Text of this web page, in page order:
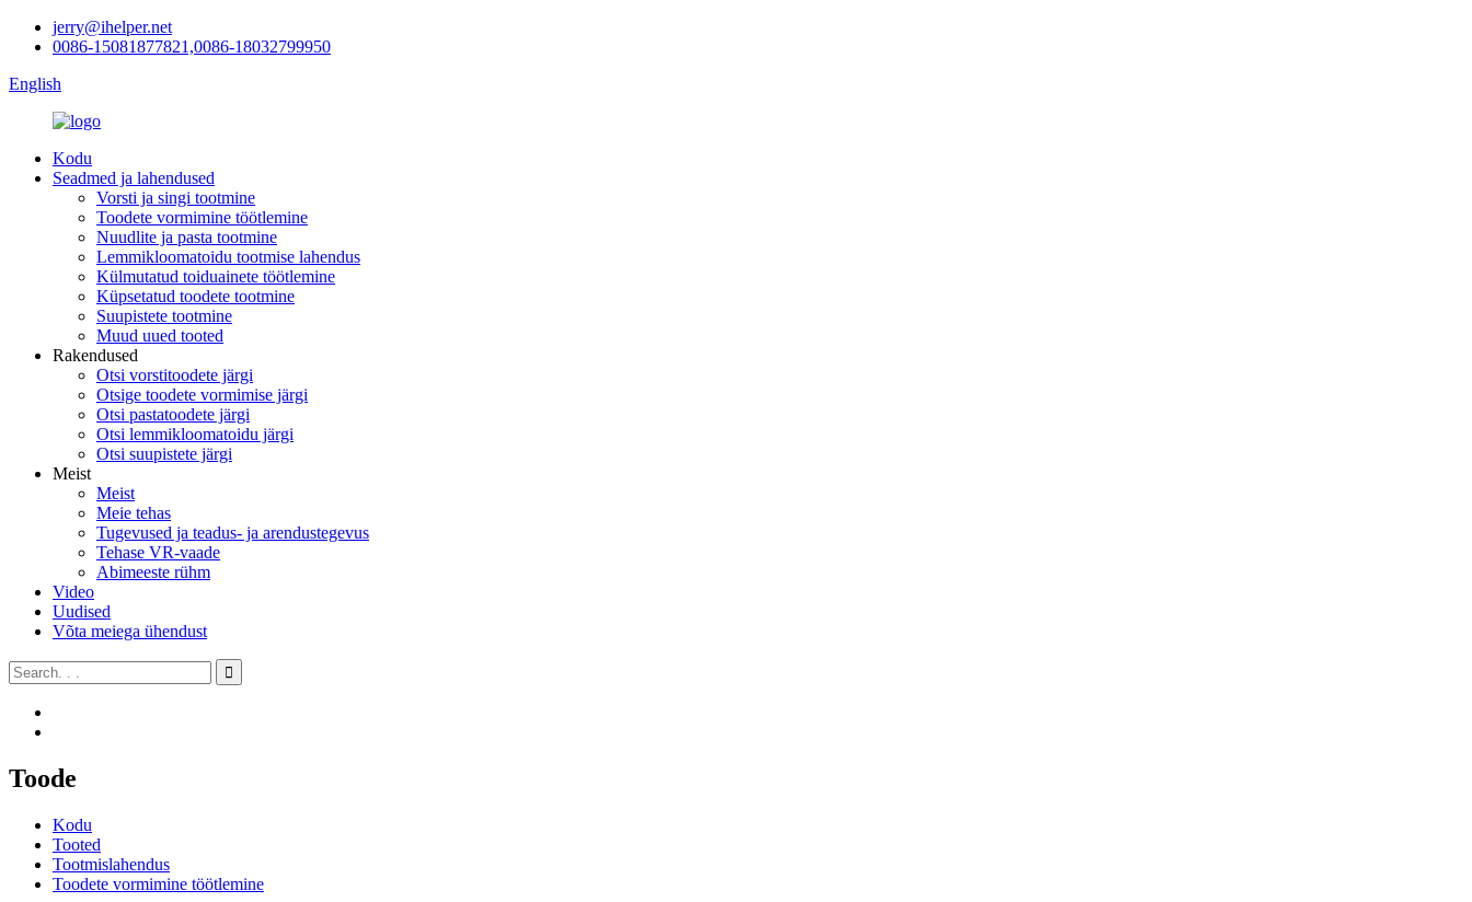
jerry@ihelper.net
0086-15081877821,0086-18032799950
English
Kodu
Seadmed ja lahendused
Vorsti ja singi tootmine
Toodete vormimine töötlemine
Nuudlite ja pasta tootmine
Lemmikloomatoidu tootmise lahendus
Külmutatud toiduainete töötlemine
Küpsetatud toodete tootmine
Suupistete tootmine
Muud uued tooted
Rakendused
Otsi vorstitoodete järgi
Otsige toodete vormimise järgi
Otsi pastatoodete järgi
Otsi lemmikloomatoidu järgi
Otsi suupistete järgi
Meist
Meist
Meie tehas
Tugevused ja teadus- ja arendustegevus
Tehase VR-vaade
Abimeeste rühm
Video
Uudised
Võta meiega ühendust
Toode
Kodu
Tooted
Tootmislahendus
Toodete vormimine töötlemine